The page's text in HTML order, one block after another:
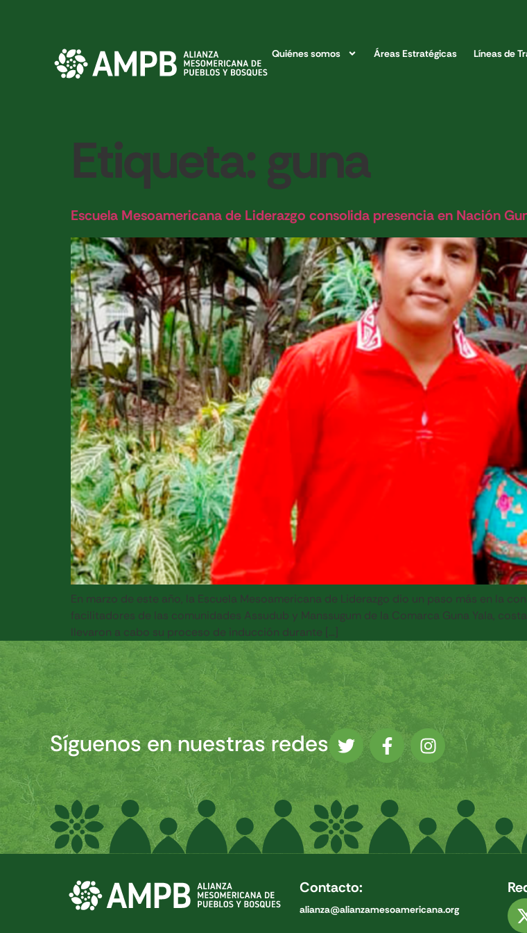
Quiénes somos Áreas Estratégicas Líneas de
Etiqueta: guna
Escuela Mesoamericana de Liderazgo consolida presencia en Nación
En marzo de este año, la Escuela Mesoamericana de Liderazgo dio un paso más en la
facilitadores de las comunidades Assudub y Manssugum de la Comarca Guna Yala,
llevaron a cabo su proceso de inducción durante […]
Síguenos en nuestras redes
Contacto:
alianza@alianzamesoamericana.org